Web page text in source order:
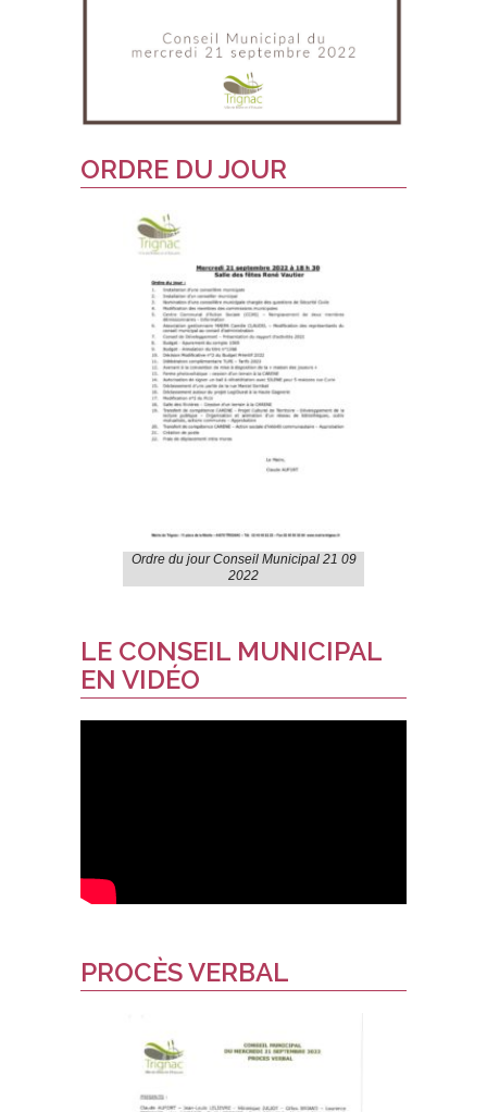
ORDRE DU JOUR
Ordre du jour Conseil Municipal 21 09
2022
LE CONSEIL MUNICIPAL
EN VIDÉO
PROCÈS VERBAL